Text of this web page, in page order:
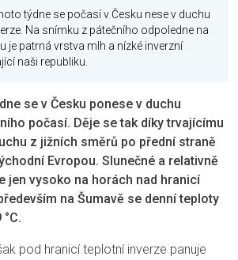
týdne se počasí v Česku nese v duchu
Na snímku z pátečního odpoledne na
je patrná vrstva mlh a nízké inverzní
naši republiku.
se v Česku ponese v duchu
počasí. Děje se tak díky trvajícímu
z jižních směrů po přední straně
Evropou. Slunečné a relativně
jen vysoko na horách nad hranicí
na Šumavě se denní teploty
pod hranicí teplotní inverze panuje